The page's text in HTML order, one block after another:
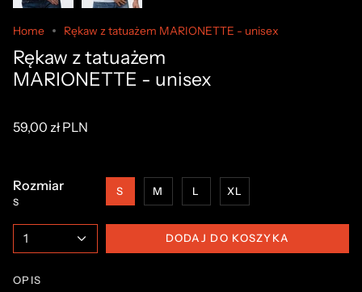
Home Rękaw z tatuażem MARIONETTE - unisex
Rękaw z tatuażem
MARIONETTE - unisex
59,00 zł PLN
Rozmiar
S
S M L XL
1 DODAJ DO KOSZYKA
OPIS